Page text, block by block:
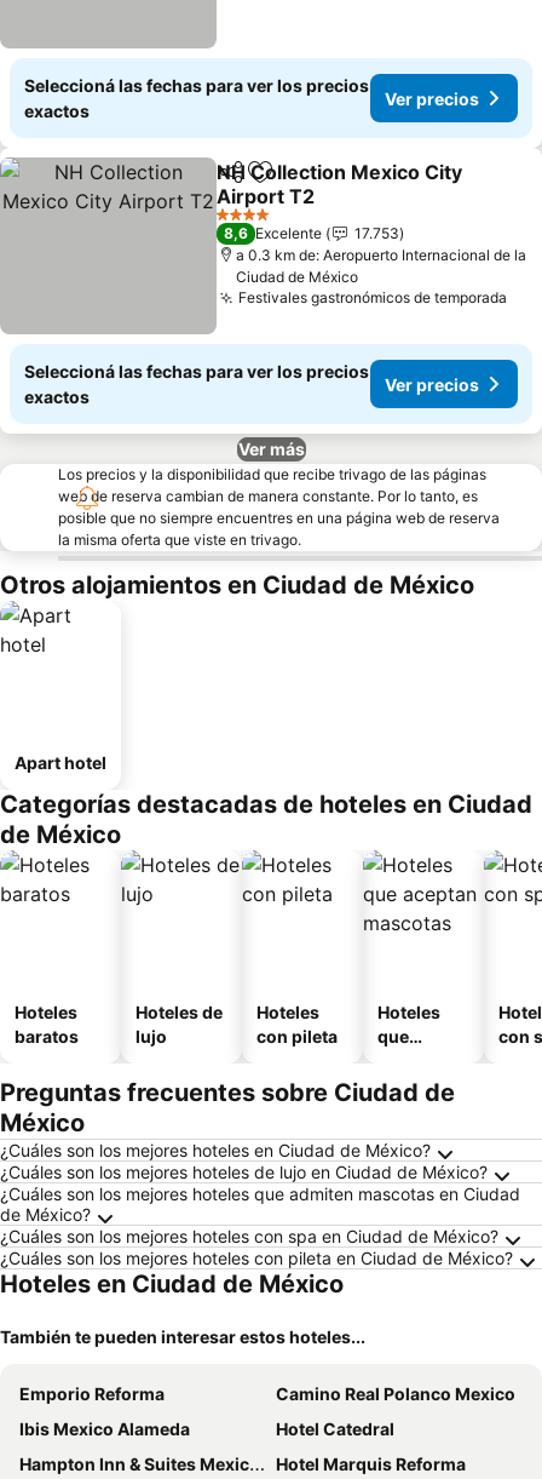
Seleccioná las fechas para ver los precios
exactos
Ver precios
CompartirAñadir a favoritos
NH Collection Mexico City
Airport T2
4 Estrellas
8,6 Excelente
17.753
a 0.3 km de: Aeropuerto Internacional de la
Ciudad de México
Festivales gastronómicos de temporada
Seleccioná las fechas para ver los precios
exactos
Ver precios
Ver más
Los precios y la disponibilidad que recibe trivago de las páginas
web de reserva cambian de manera constante. Por lo tanto, es
posible que no siempre encuentres en una página web de reserva
la misma oferta que viste en trivago.
Otros alojamientos en Ciudad de México
Apart hotel
Categorías destacadas de hoteles en Ciudad
de México
Hoteles
baratos
Hoteles de
lujo
Hoteles
con pileta
Hoteles
que
mascotas
con
Preguntas frecuentes sobre Ciudad de
México
¿Cuáles son los mejores hoteles en Ciudad de México?
¿Cuáles son los mejores hoteles de lujo en Ciudad de México?
¿Cuáles son los mejores hoteles que admiten mascotas en Ciudad
de México?
¿Cuáles son los mejores hoteles con spa en Ciudad de México?
¿Cuáles son los mejores hoteles con pileta en Ciudad de México?
Hoteles en Ciudad de México
También te pueden interesar estos hoteles...
Emporio Reforma
Camino Real Polanco Mexico
Ibis Mexico Alameda
Hotel Catedral
Hampton Inn & Suites Mexico City - Centro Historico
Hotel Marquis Reforma